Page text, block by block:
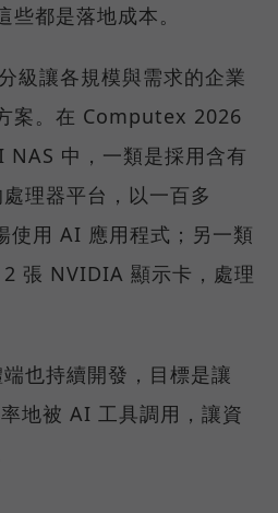
都是落地成本。
級讓各規模與需求的企業
案。在 Computex 2026
中，一類是採用含有
理器平台，以一百多
使用 AI 應用程式；另一類
張 NVIDIA 顯示卡，處理
也持續開發，目標是讓
地被 AI 工具調用，讓資